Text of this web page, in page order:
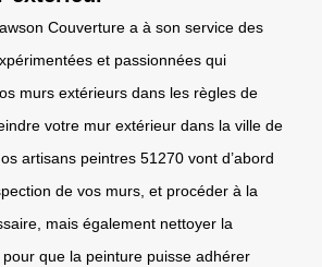
Couverture a à son service des
et passionnées qui
murs extérieurs dans les règles de
votre mur extérieur dans la ville de
artisans peintres 51270 vont d’abord
de vos murs, et procéder à la
mais également nettoyer la
que la peinture puisse adhérer